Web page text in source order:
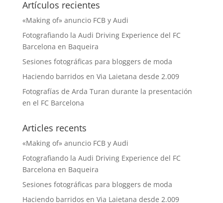
Artículos recientes
«Making of» anuncio FCB y Audi
Fotografiando la Audi Driving Experience del FC
Barcelona en Baqueira
Sesiones fotográficas para bloggers de moda
Haciendo barridos en Via Laietana desde 2.009
Fotografías de Arda Turan durante la presentación
en el FC Barcelona
Articles recents
«Making of» anuncio FCB y Audi
Fotografiando la Audi Driving Experience del FC
Barcelona en Baqueira
Sesiones fotográficas para bloggers de moda
Haciendo barridos en Via Laietana desde 2.009